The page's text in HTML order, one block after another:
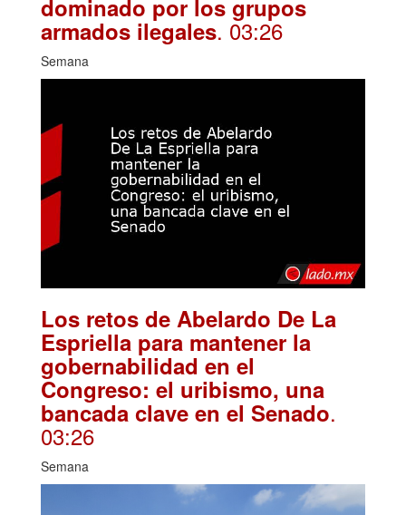
dominado por los grupos
armados ilegales. 03:26
Semana
Los retos de Abelardo De La
Espriella para mantener la
gobernabilidad en el
Congreso: el uribismo, una
bancada clave en el Senado.
03:26
Semana